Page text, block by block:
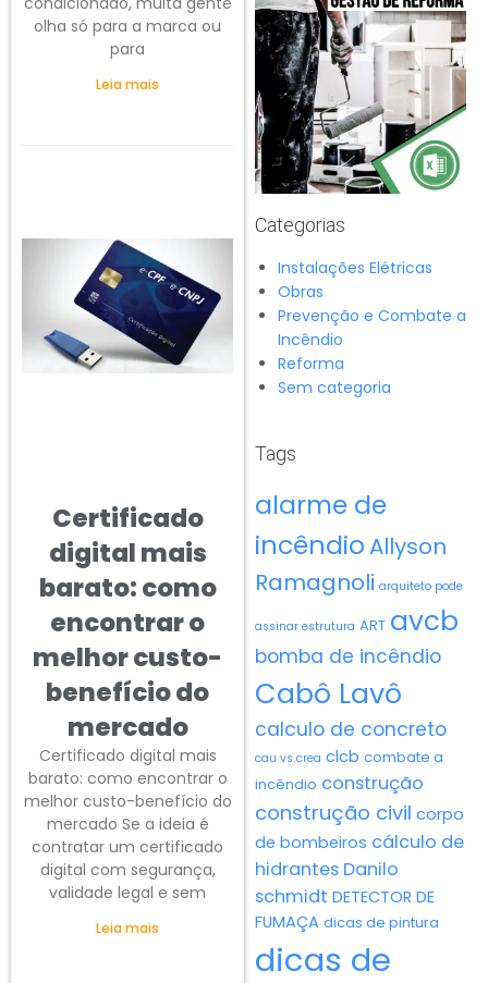
olha só para a marca ou
para
Leia mais
Certificado
digital mais
barato: como
encontrar o
melhor custo-
benefício do
mercado
Certificado digital mais
barato: como encontrar o
melhor custo-benefício do
mercado Se a ideia é
contratar um certificado
digital com segurança,
validade legal e sem
Leia mais
Categorias
Instalações Elétricas
Obras
Prevenção e Combate a
Incêndio
Reforma
Sem categoria
Tags
alarme de
incêndioAllyson
Ramagnoli arquiteto pode
assinar estrutura ART avcb
bomba de incêndio
Cabô Lavô
calculo de concreto
cau vs crea clcb combate a
incêndio construção
construção civil corpo
de bombeiros cálculo de
hidrantes Danilo
schmidt DETECTOR DE
FUMAÇA dicas de pintura
dicas de